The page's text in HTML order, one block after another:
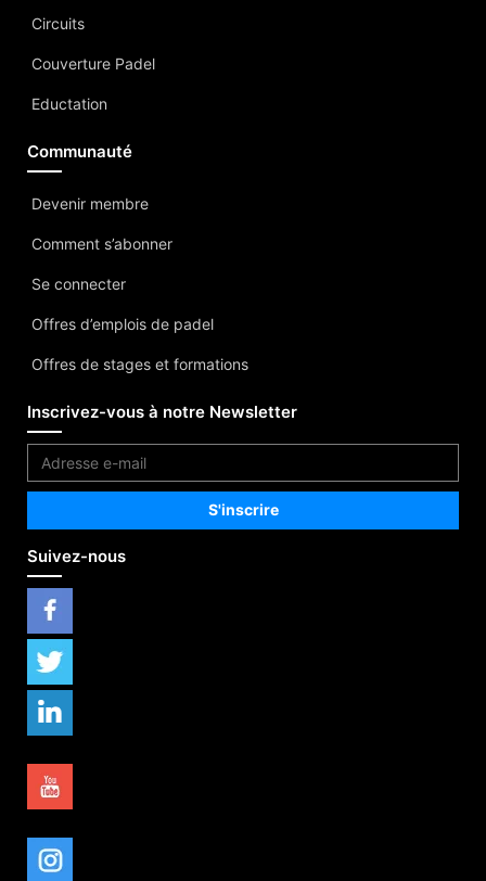
Circuits
Couverture Padel
Eductation
Communauté
Devenir membre
Comment s’abonner
Se connecter
Offres d’emplois de padel
Offres de stages et formations
Inscrivez-vous à notre Newsletter
Suivez-nous